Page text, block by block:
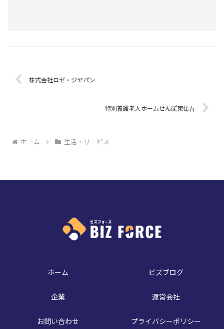
株式会社ロゼ・ジヤパン
特別養護老人ホームせんぽ東住吉
ホーム 生活・サービス
ホーム ビズブログ
企業 運営会社
お問い合わせ プライバシーポリシー